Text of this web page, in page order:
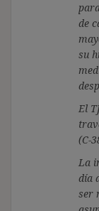
de
su
El
(C-
La
día
ser